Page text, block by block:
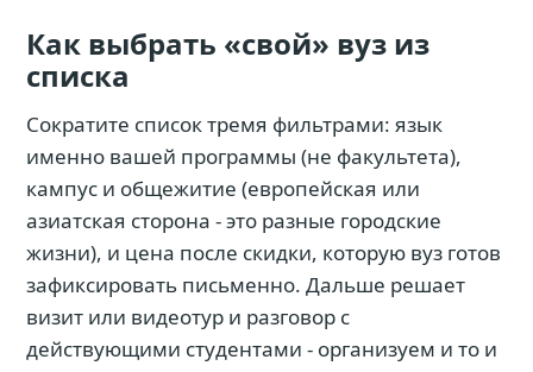
Как выбрать «свой» вуз из
списка
Сократите список тремя фильтрами: язык
именно вашей программы (не факультета),
кампус и общежитие (европейская или
азиатская сторона - это разные городские
жизни), и цена после скидки, которую вуз готов
зафиксировать письменно. Дальше решает
визит или видеотур и разговор с
действующими студентами - организуем и то и